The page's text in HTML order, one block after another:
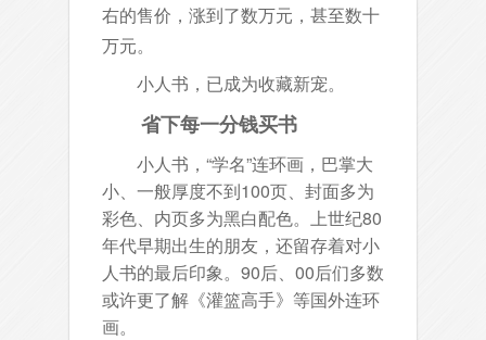
右的售价，涨到了数万元，甚至数十
万元。
小人书，已成为收藏新宠。
省下每一分钱买书
小人书，“学名”连环画，巴掌大
小、一般厚度不到100页、封面多为
彩色、内页多为黑白配色。上世纪80
年代早期出生的朋友，还留存着对小
人书的最后印象。90后、00后们多数
或许更了解《灌篮高手》等国外连环
画。